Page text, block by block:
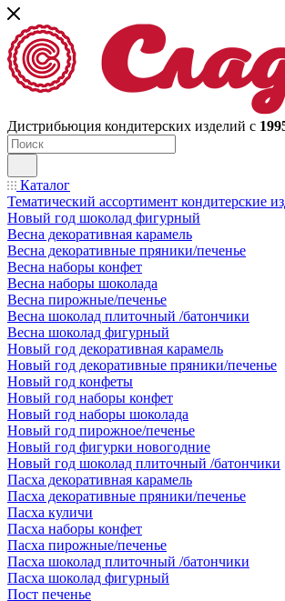
Дистрибьюция кондитерских изделий с
Каталог
Тематический ассортимент кондитерские
Новый год шоколад фигурный
Весна декоративная карамель
Весна декоративные пряники/печенье
Весна наборы конфет
Весна наборы шоколада
Весна пирожные/печенье
Весна шоколад плиточный /батончики
Весна шоколад фигурный
Новый год декоративная карамель
Новый год декоративные пряники/печенье
Новый год конфеты
Новый год наборы конфет
Новый год наборы шоколада
Новый год пирожное/печенье
Новый год фигурки новогодние
Новый год шоколад плиточный /батончики
Пасха декоративная карамель
Пасха декоративные пряники/печенье
Пасха куличи
Пасха наборы конфет
Пасха пирожные/печенье
Пасха шоколад плиточный /батончики
Пасха шоколад фигурный
Пост печенье